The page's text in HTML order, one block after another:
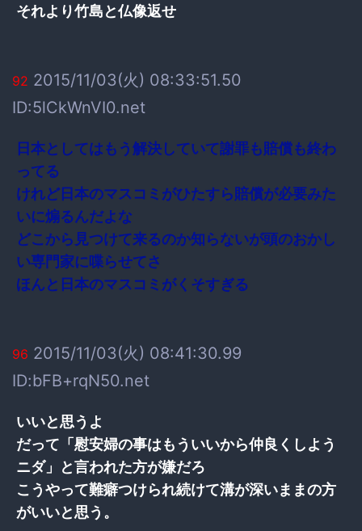
それより竹島と仏像返せ
92 2015/11/03(火) 08:33:51.50
ID:5lCkWnVI0.net
日本としてはもう解決していて謝罪も賠償も終わ
ってる
けれど日本のマスコミがひたすら賠償が必要みた
いに煽るんだよな
どこから見つけて来るのか知らないが頭のおかし
い専門家に喋らせてさ
ほんと日本のマスコミがくそすぎる
96 2015/11/03(火) 08:41:30.99
ID:bFB+rqN50.net
いいと思うよ
だって「慰安婦の事はもういいから仲良くしよう
ニダ」と言われた方が嫌だろ
こうやって難癖つけられ続けて溝が深いままの方
がいいと思う。